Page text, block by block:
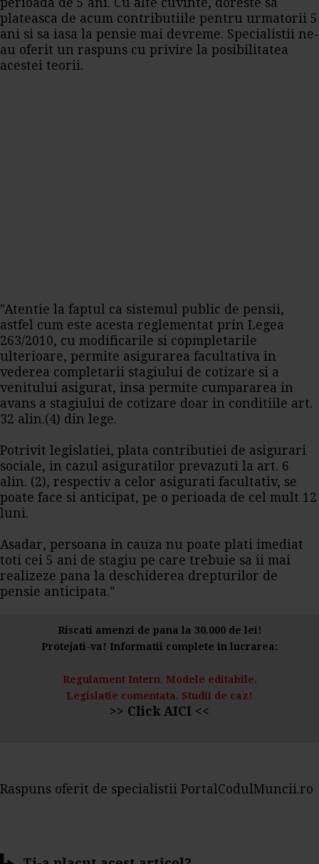
perioada de 5 ani. Cu alte cuvinte, doreste sa
plateasca de acum contributiile pentru urmatorii 5
ani si sa iasa la pensie mai devreme. Specialistii ne-
au oferit un raspuns cu privire la posibilitatea
acestei teorii.
"Atentie la faptul ca sistemul public de pensii,
astfel cum este acesta reglementat prin Legea
263/2010, cu modificarile si copmpletarile
ulterioare, permite asigurarea facultativa in
vederea completarii stagiului de cotizare si a
venitului asigurat, insa permite cumpararea in
avans a stagiului de cotizare doar in conditiile art.
32 alin.(4) din lege.
Potrivit legislatiei, plata contributiei de asigurari
sociale, in cazul asiguratilor prevazuti la art. 6
alin. (2), respectiv a celor asigurati facultativ, se
poate face si anticipat, pe o perioada de cel mult 12
luni.
Asadar, persoana in cauza nu poate plati imediat
toti cei 5 ani de stagiu pe care trebuie sa ii mai
realizeze pana la deschiderea drepturilor de
pensie anticipata."
Riscati amenzi de pana la 30.000 de lei!
Protejati-va! Informatii complete in lucrarea:
Regulament Intern. Modele editabile.
Legislatie comentata. Studii de caz!
>> Click AICI <<
Raspuns oferit de specialistii PortalCodulMuncii.ro